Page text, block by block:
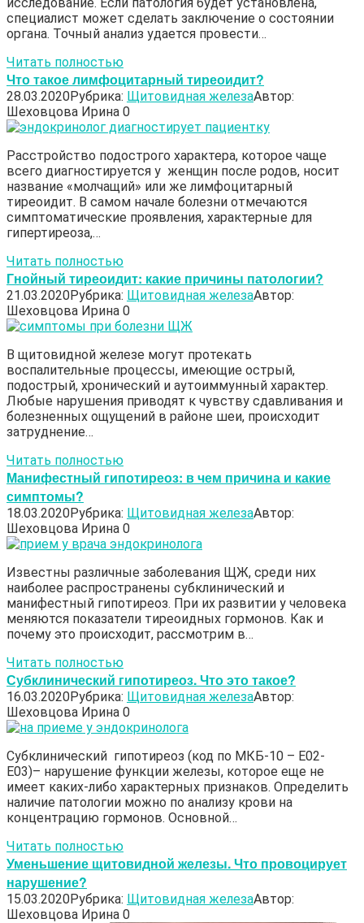
специалист может сделать заключение о состоянии
органа. Точный анализ удается провести…
Читать полностью
Что такое лимфоцитарный тиреоидит?
28.03.2020Рубрика: Щитовидная железаАвтор:
Шеховцова Ирина 0
Расстройство подострого характера, которое чаще
всего диагностируется у женщин после родов, носит
название «молчащий» или же лимфоцитарный
тиреоидит. В самом начале болезни отмечаются
симптоматические проявления, характерные для
гипертиреоза,…
Читать полностью
Гнойный тиреоидит: какие причины патологии?
21.03.2020Рубрика: Щитовидная железаАвтор:
Шеховцова Ирина 0
В щитовидной железе могут протекать
воспалительные процессы, имеющие острый,
подострый, хронический и аутоиммунный характер.
Любые нарушения приводят к чувству сдавливания и
болезненных ощущений в районе шеи, происходит
затруднение…
Читать полностью
Манифестный гипотиреоз: в чем причина и какие
симптомы?
18.03.2020Рубрика: Щитовидная железаАвтор:
Шеховцова Ирина 0
Известны различные заболевания ЩЖ, среди них
наиболее распространены субклинический и
манифестный гипотиреоз. При их развитии у человека
меняются показатели тиреоидных гормонов. Как и
почему это происходит, рассмотрим в…
Читать полностью
Субклинический гипотиреоз. Что это такое?
16.03.2020Рубрика: Щитовидная железаАвтор:
Шеховцова Ирина 0
Субклинический гипотиреоз (код по МКБ-10 – Е02-
Е03)– нарушение функции железы, которое еще не
имеет каких-либо характерных признаков. Определить
наличие патологии можно по анализу крови на
концентрацию гормонов. Основной…
Читать полностью
Уменьшение щитовидной железы. Что провоцирует
нарушение?
15.03.2020Рубрика: Щитовидная железаАвтор:
Шеховцова Ирина 0